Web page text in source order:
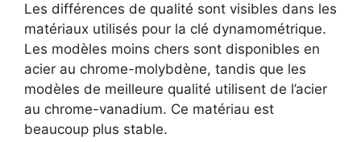
Les différences de qualité sont visibles dans les
matériaux utilisés pour la clé dynamométrique.
Les modèles moins chers sont disponibles en
acier au chrome-molybdène, tandis que les
modèles de meilleure qualité utilisent de l’acier
au chrome-vanadium. Ce matériau est
beaucoup plus stable.